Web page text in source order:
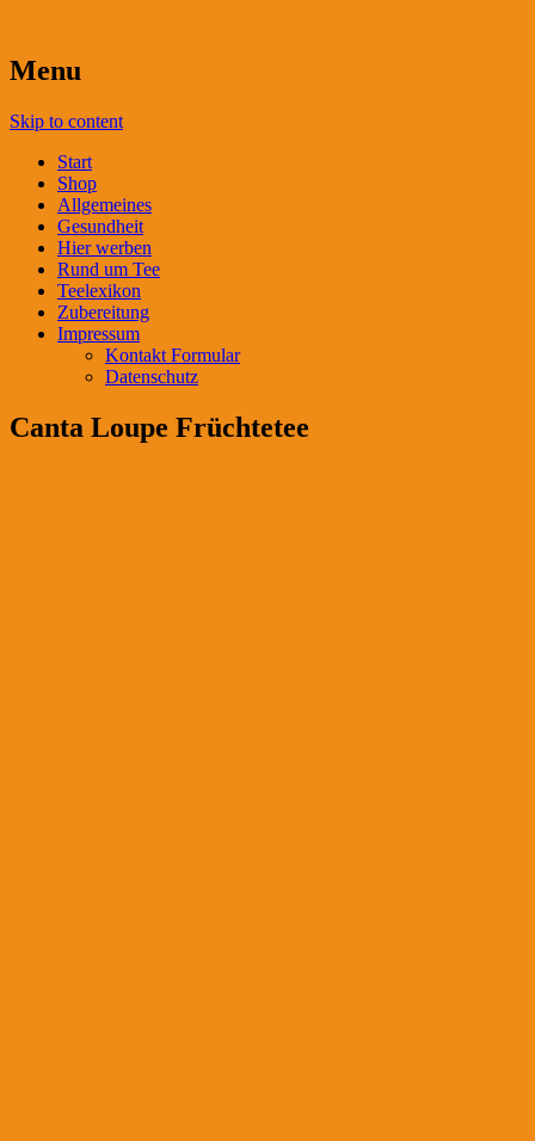
Menu
Skip to content
Start
Shop
Allgemeines
Gesundheit
Hier werben
Rund um Tee
Teelexikon
Zubereitung
Impressum
Kontakt Formular
Datenschutz
Canta Loupe Früchtetee